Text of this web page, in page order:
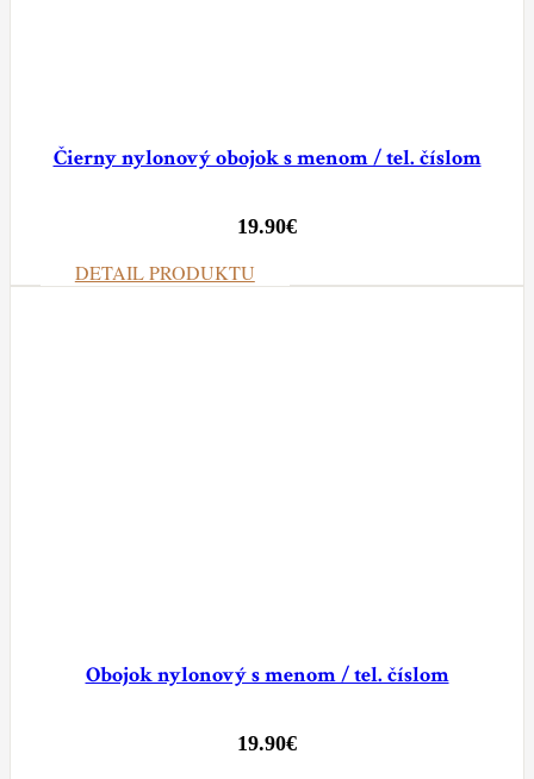
Čierny nylonový obojok s menom / tel. číslom
19.90€
DETAIL PRODUKTU
Obojok nylonový s menom / tel. číslom
19.90€